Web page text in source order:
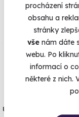
procházení
obsahu a
stránky
vše nám dáte
webu. Po
informací o
některé z nich.
Co si
Vše
Jeden nikdy
úrazové pojištění z